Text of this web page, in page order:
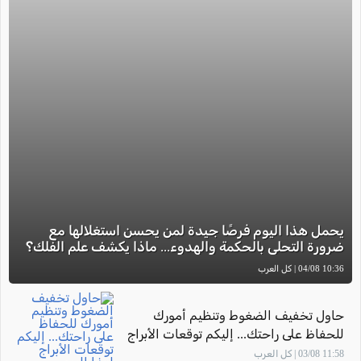
يحمل هذا اليوم فرصًا جيدة لمن يحسن استغلالها مع
ضرورة التحلي بالحكمة والهدوء... ماذا يكشف علم الفلك؟
10:36 04/08 | كل العرب
حاول تخفيف الضغوط وتنظيم أمورك
للحفاظ على راحتك... إليكم توقعات الأبراج
لهذا اليوم
11:58 03/08 | كل العرب